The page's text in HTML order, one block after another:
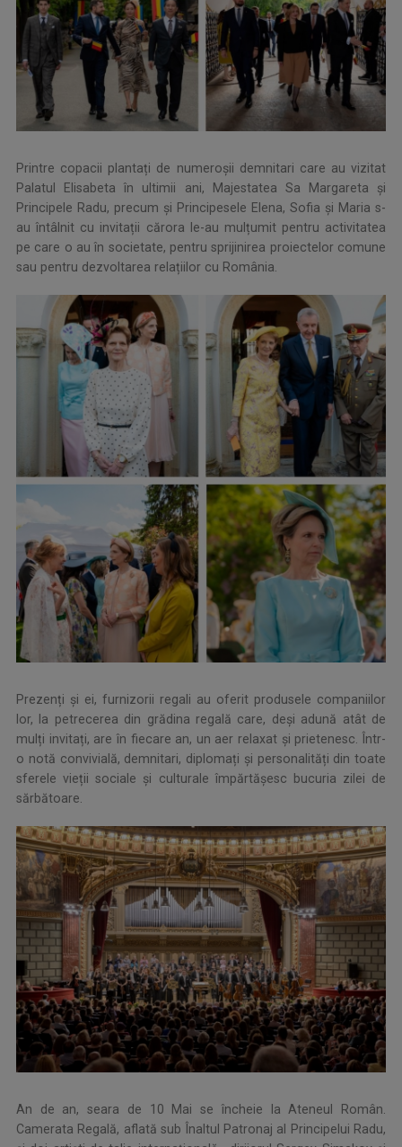
Printre copacii plantați de numeroșii demnitari care au vizitat
Palatul Elisabeta în ultimii ani, Majestatea Sa Margareta și
Principele Radu, precum și Principesele Elena, Sofia și Maria s-
au întâlnit cu invitații cărora le-au mulțumit pentru activitatea
pe care o au în societate, pentru sprijinirea proiectelor comune
sau pentru dezvoltarea relațiilor cu România.
Prezenți și ei, furnizorii regali au oferit produsele companiilor
lor, la petrecerea din grădina regală care, deși adună atât de
mulți invitați, are în fiecare an, un aer relaxat și prietenesc. Într-
o notă convivială, demnitari, diplomați și personalități din toate
sferele vieții sociale și culturale împărtășesc bucuria zilei de
sărbătoare.
An de an, seara de 10 Mai se încheie la Ateneul Român.
Camerata Regală, aflată sub Înaltul Patronaj al Principelui Radu,